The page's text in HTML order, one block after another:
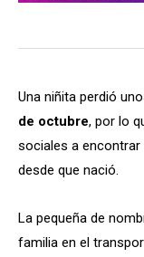
Una niñita perdió
de octubre, por lo
sociales a encontrar
desde que nació.
La pequeña de
familia en el